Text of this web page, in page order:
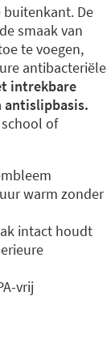
buitenkant. De
smaak van
te voegen,
antibacteriële
intrekbare
antislipbasis.
of
warm zonder
intact houdt
vrij